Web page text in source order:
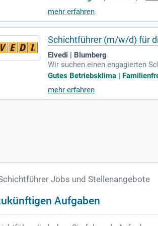
lität durch regelmäßige
n Produktionsprozess
nd essenziell.
mehr erfahren
Schichtführer (m/w/d) für
Elvedi | Blumberg
Wir suchen einen engagierten
ontrolle, das Einteilen der
hkenntnisse verfügen und
zusätzlich sind Kenntnisse im
Unternehmen mit flachen
Gutes Betriebsklima |
mehr erfahren
Jobs und Stellenangebote
Aufgaben